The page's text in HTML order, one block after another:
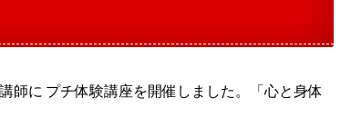
師に プチ体験講座を開催しました。「心と身体